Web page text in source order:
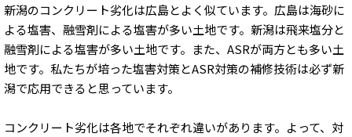
新潟のコンクリート劣化は広島とよく似ています。広島は海砂に
よる塩害、融雪剤による塩害が多い土地です。新潟は飛来塩分と
融雪剤による塩害が多い土地です。また、ASRが両方とも多い土
地です。私たちが培った塩害対策とASR対策の補修技術は必ず新
潟で応用できると思っています。
コンクリート劣化は各地でそれぞれ違いがあります。よって、対